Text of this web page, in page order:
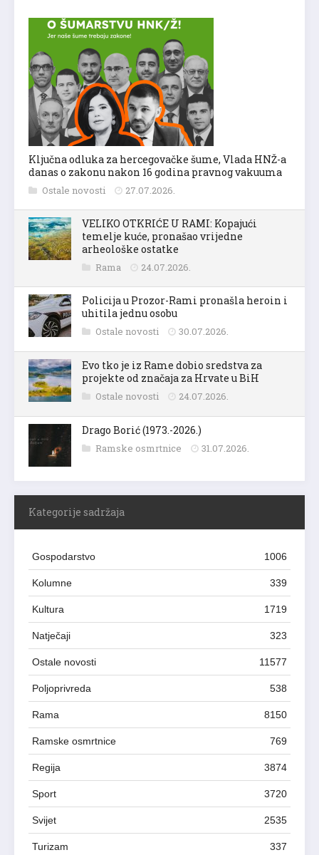
Ključna odluka za hercegovačke šume, Vlada HNŽ-a
danas o zakonu nakon 16 godina pravnog vakuuma
Ostale novosti 27.07.2026.
VELIKO OTKRIĆE U RAMI: Kopajući
temelje kuće, pronašao vrijedne
arheološke ostatke
Rama 24.07.2026.
Policija u Prozor-Rami pronašla heroin i
uhitila jednu osobu
Ostale novosti 30.07.2026.
Evo tko je iz Rame dobio sredstva za
projekte od značaja za Hrvate u BiH
Ostale novosti 24.07.2026.
Drago Borić (1973.-2026.)
Ramske osmrtnice 31.07.2026.
Kategorije sadržaja
Gospodarstvo 1006
Kolumne 339
Kultura 1719
Natječaji 323
Ostale novosti 11577
Poljoprivreda 538
Rama 8150
Ramske osmrtnice 769
Regija 3874
Sport 3720
Svijet 2535
Turizam 337